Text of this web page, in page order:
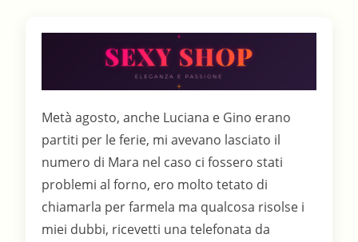
Metà agosto, anche Luciana e Gino erano
partiti per le ferie, mi avevano lasciato il
numero di Mara nel caso ci fossero stati
problemi al forno, ero molto tetato di
chiamarla per farmela ma qualcosa risolse i
miei dubbi, ricevetti una telefonata da